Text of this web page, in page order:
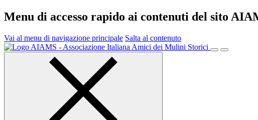
Menu di accesso rapido ai contenuti del sito
Vai al menu di navigazione principale Salta al contenuto
Menu
principale